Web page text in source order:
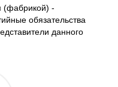
(фабрикой) -
обязательства
данного